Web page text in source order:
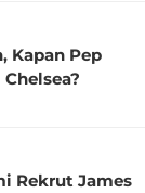
Kapan Pep
Rekrut James